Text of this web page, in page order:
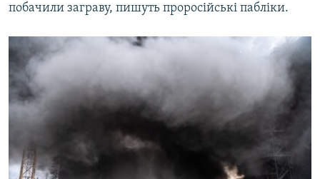
побачили заграву, пишуть проросійські пабліки.